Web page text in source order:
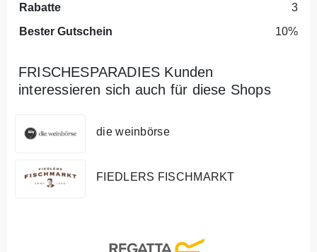
Rabatte
3
Bester Gutschein
10%
FRISCHESPARADIES Kunden
interessieren sich auch für diese Shops
die weinbörse
FIEDLERS FISCHMARKT